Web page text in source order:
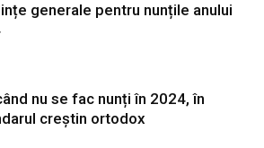
generale pentru nunțile anului
nu se fac nunți în 2024, în
creștin ortodox